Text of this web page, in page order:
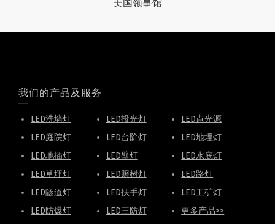
美国领事馆
我们的产品及服务
LED洗墙灯 LED投光灯
LED点光源
LED庭院灯
LED台阶灯
LED地埋灯
LED地插灯
LED壁灯
LED水底灯
LED草坪灯
LED照树灯
LED路灯
LED隧道灯
LED扶手灯
LED工矿灯
LED防爆灯
LED三防灯 更多产品>>